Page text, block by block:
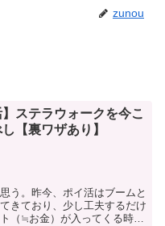
zunou
】ステラウォークを今こ
【裏ワザあり】
う。昨今、ポイ活はブームと
きており、少し工夫するだけ
（≒お金）が入ってくる時代